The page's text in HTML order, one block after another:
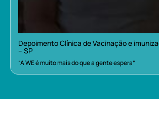
Depoimento Clínica de Vacinação e
– SP
“A WE é muito mais do que a gente espera”